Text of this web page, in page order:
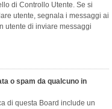
di Controllo Utente. Se si
utente, segnala i messaggi ai
utente di inviare messaggi
o spam da qualcuno in
di questa Board include un